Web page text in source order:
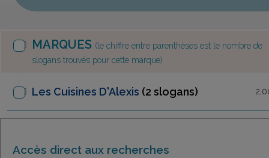
MARQUES (le chiffre entre parenthèses est le nombre de
slogans trouvés pour cette marque)
Les Cuisines D'Alexis (2 slogans)
Accès direct aux recherches